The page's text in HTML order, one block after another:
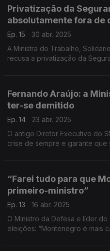
Privatização da
absolutamente fora de
Ep. 15
30 abr. 2025
A Ministra do Trabalho,
recusa a privatização da
Fernando Araújo: a
ter-se demitido
Ep. 14
23 abr. 2025
O antigo Diretor Executivo do
crise de sempre e garante que
“Farei tudo para que
primeiro-ministro”
Ep. 13
16 abr. 2025
O Ministro da Defesa e líder do
eleições: “Montenegro é mais